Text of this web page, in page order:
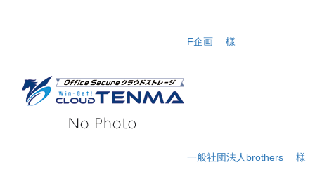
F企画 様
一般社団法人brothers 様